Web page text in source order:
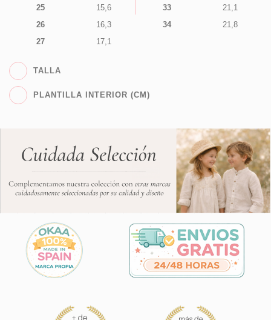
25
15,6
26
16,3
27
17,1
33
21,1
34
21,8
TALLA
PLANTILLA INTERIOR (CM)